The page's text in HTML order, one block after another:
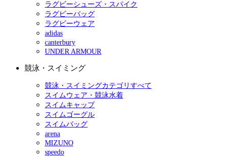
ラグビーシューズ・スパイク
ラグビーバッグ
ラグビーウェア
adidas
canterbury
UNDER ARMOUR
競泳・スイミング
競泳・スイミングカテゴリすべて
スイムウェア・競泳水着
スイムキャップ
スイムゴーグル
スイムバッグ
arena
MIZUNO
speedo